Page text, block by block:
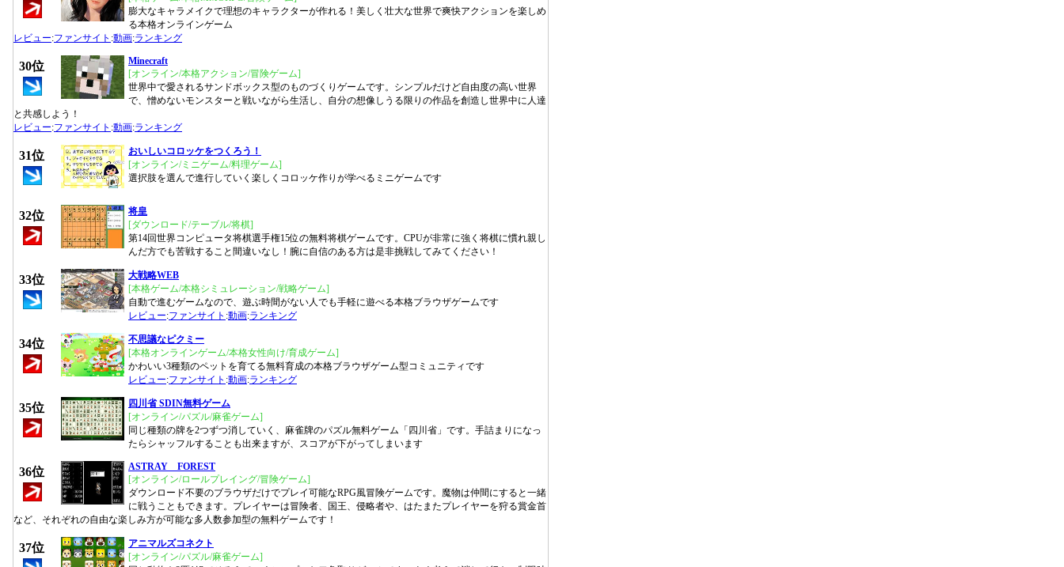
膨大なキャラメイクで理想のキャラクターが作れる！美しく壮大な世界で爽快アクションを楽しめ
る本格オンラインゲーム
レビュー:ファンサイト :動画:ランキング
30位
Minecraft
[オンライン/本格アクション/冒険ゲーム]
世界中で愛されるサンドボックス型のものづくりゲームです。シンプルだけど自由度の高い世界
で、憎めないモンスターと戦いながら生活し、自分の想像しうる限りの作品を創造し世界中に人達
と共感しよう！
レビュー:ファンサイト :動画:ランキング
31位
おいしいコロッケをつくろう！
[オンライン/ミニゲーム/料理ゲーム]
選択肢を選んで進行していく楽しくコロッケ作りが学べるミニゲームです
32位
将皇
[ダウンロード/テーブル/将棋]
第14回世界コンピュータ将棋選手権15位の無料将棋ゲームです。CPUが非常に強く将棋に慣れ親し
んだ方でも苦戦すること間違いなし！腕に自信のある方は是非挑戦してみてください！
33位
大戦略WEB
[本格ゲーム/本格シミュレーション/戦略ゲーム]
自動で進むゲームなので、遊ぶ時間がない人でも手軽に遊べる本格ブラウザゲームです
レビュー:ファンサイト :動画:ランキング
34位
不思議なピクミー
[本格オンラインゲーム/本格女性向け/育成ゲーム]
かわいい3種類のペットを育てる無料育成の本格ブラウザゲーム型コミュニティです
レビュー:ファンサイト :動画:ランキング
35位
四川省 SDIN無料ゲーム
[オンライン/パズル/麻雀ゲーム]
同じ種類の牌を2つずつ消していく、麻雀牌のパズル無料ゲーム「四川省」です。手詰まりになっ
たらシャッフルすることも出来ますが、スコアが下がってしまいます
36位
ASTRAY FOREST
[オンライン/ロールプレイング/冒険ゲーム]
ダウンロード不要のブラウザだけでプレイ可能なRPG風冒険ゲームです。魔物は仲間にすると一緒
に戦うこともできます。プレイヤーは冒険者、国王、侵略者や、はたまたプレイヤーを狩る賞金首
など、それぞれの自由な楽しみ方が可能な多人数参加型の無料ゲームです！
37位
アニマルズコネクト
[オンライン/パズル/麻雀ゲーム]